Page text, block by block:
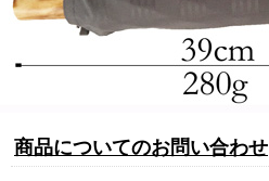
商品についてのお問い合わせ